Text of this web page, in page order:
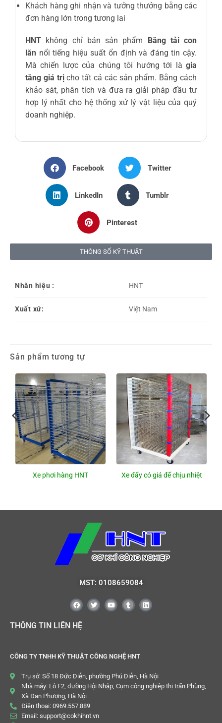
Khách hàng ghi nhận và tưởng thưởng bằng các
đơn hàng lớn trong tương lai
HNT không chỉ bán sản phẩm
Băng tải con
lăn nổi tiếng hiệu suất ổn định và đáng tin cậy.
Mà chiến lược của chúng tôi hướng tới là gia
tăng giá trịcho tất cả các sản phẩm. Bằng cách
khảo sát, phân tích và đưa ra giải pháp đầu tư
hợp lý nhất cho hệ thống xử lý vật liệu của quý
doanh nghiệp.
Facebook Twitter
LinkedIn Tumblr
Pinterest
THÔNG SỐ KỸ THUẬT
Nhãn hiệu : HNT
Xuất xứ: Việt Nam
Sản phẩm tương tự
Xe phơi hàng HNT Xe đẩy có giá để chịu nhiệt
MST: 0108659084
THÔNG TIN LIÊN HỆ
CÔNG TY TNHH KỸ THUẬT CÔNG NGHỆ HNT
Trụ sở: Số 18 Đức Diễn, phường Phú Diễn, Hà Nội
Nhà máy: Lô F2, đường Hội Nhập, Cụm công nghiệp thị trấn Phùng,
Xã Đan Phượng, Hà Nội
Điện thoại: 0969.557.889
Email: support@cokhihnt.vn